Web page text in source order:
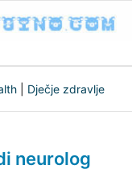
Dječje zdravlje
neurolog